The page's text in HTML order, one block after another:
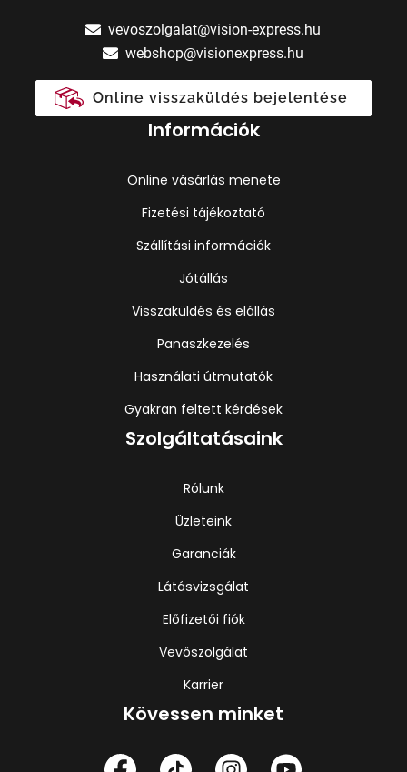
vevoszolgalat@vision-express.hu
webshop@visionexpress.hu
Online visszaküldés bejelentése
Információk
Online vásárlás menete
Fizetési tájékoztató
Szállítási információk
Jótállás
Visszaküldés és elállás
Panaszkezelés
Használati útmutatók
Gyakran feltett kérdések
Szolgáltatásaink
Rólunk
Üzleteink
Garanciák
Látásvizsgálat
Előfizetői fiók
Vevőszolgálat
Karrier
Kövessen minket